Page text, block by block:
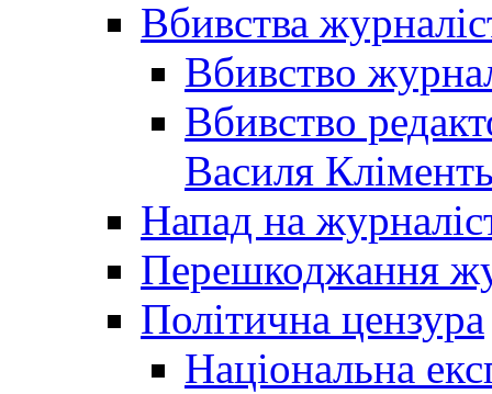
Вбивства
Вбивство
Вбивство
Василя
Напад на
Перешкоджання
Політична цензура
Національна